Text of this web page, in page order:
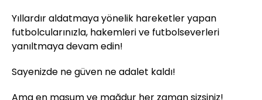
Yıllardır aldatmaya yönelik hareketler yapan
futbolcularınızla, hakemleri ve futbolseverleri
yanıltmaya devam edin!
Sayenizde ne güven ne adalet kaldı!
Ama en masum ve mağdur her zaman sizsiniz!